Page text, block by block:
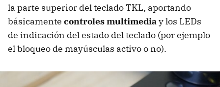
la parte superior del teclado TKL, aportando
básicamente controles multimediay los LEDs
de indicación del estado del teclado (por ejemplo
el bloqueo de mayúsculas activo o no).